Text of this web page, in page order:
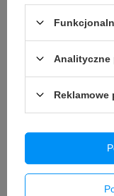
Diagnostic
629,99 zł / szt.